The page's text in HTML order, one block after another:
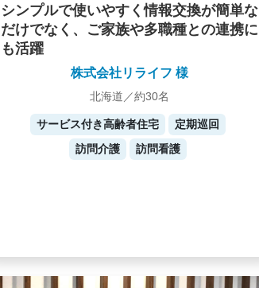
シンプルで使いやすく情報交換が簡単な
だけでなく、ご家族や多職種との連携に
も活躍
株式会社リライフ 様
北海道／約30名
サービス付き高齢者住宅
定期巡回
訪問介護
訪問看護